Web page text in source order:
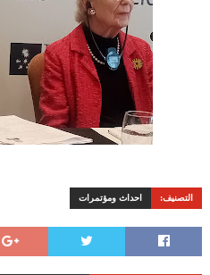
التصنيف: احداث ومؤتمرات